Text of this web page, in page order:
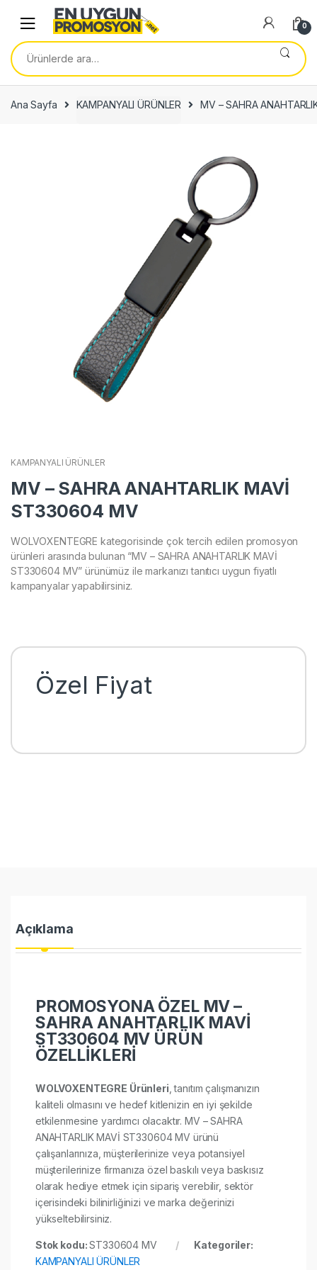
navigation
content
0
Ara:
Ana Sayfa KAMPANYALI ÜRÜNLER MV – SAHRA
KAMPANYALI ÜRÜNLER
MV – SAHRA ANAHTARLIK MAVİ
ST330604 MV
WOLVOXENTEGRE kategorisinde çok tercih edilen promosyon
ürünleri arasında bulunan “MV – SAHRA ANAHTARLIK MAVİ
ST330604 MV” ürünümüz ile markanızı tanıtıcı uygun fiyatlı
kampanyalar yapabilirsiniz.
Özel Fiyat
Açıklama
PROMOSYONA ÖZEL MV –
SAHRA ANAHTARLIK MAVİ
ST330604 MV ÜRÜN
ÖZELLİKLERİ
WOLVOXENTEGRE Ürünleri , tanıtım çalışmanızın
kaliteli olmasını ve hedef kitlenizin en iyi şekilde
etkilenmesine yardımcı olacaktır. MV – SAHRA
ANAHTARLIK MAVİ ST330604 MV ürünü
çalışanlarınıza, müşterilerinize veya potansiyel
müşterilerinize firmanıza özel baskılı veya baskısız
olarak hediye etmek için sipariş verebilir, sektör
içerisindeki bilinirliğinizi ve marka değerinizi
yükseltebilirsiniz.
Stok kodu:ST330604 MV
Kategoriler:
KAMPANYALI ÜRÜNLER